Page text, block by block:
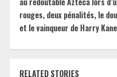
u
e
R
rouges, deux pénalités, le
et le vainqueur de Harry
RELATED STORIES